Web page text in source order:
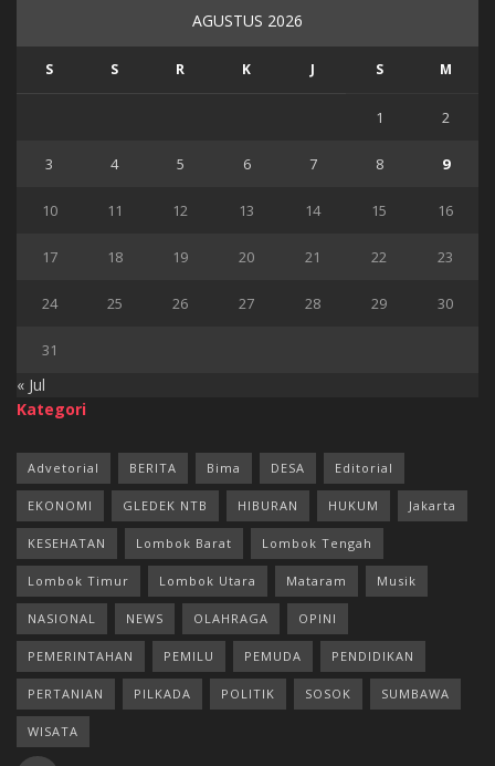
AGUSTUS 2026
S S R K J S M
1 2
3 4 5 6 7 8 9
10 11 12 13 14 15 16
17 18 19 20 21 22 23
24 25 26 27 28 29 30
31
« Jul
Kategori
Advetorial BERITA Bima DESA Editorial
EKONOMI GLEDEK NTB HIBURAN HUKUM Jakarta
KESEHATAN Lombok Barat Lombok Tengah
Lombok Timur Lombok Utara Mataram Musik
NASIONAL NEWS OLAHRAGA OPINI
PEMERINTAHAN PEMILU PEMUDA PENDIDIKAN
PERTANIAN PILKADA POLITIK SOSOK SUMBAWA
WISATA